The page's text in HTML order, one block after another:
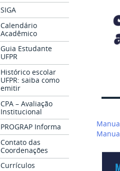
SIGA
Calendário
Acadêmico
Guia Estudante
UFPR
Histórico escolar
UFPR: saiba como
emitir
CPA – Avaliação
Institucional
PROGRAP Informa
Contato das
Coordenações
Currículos
de
Post